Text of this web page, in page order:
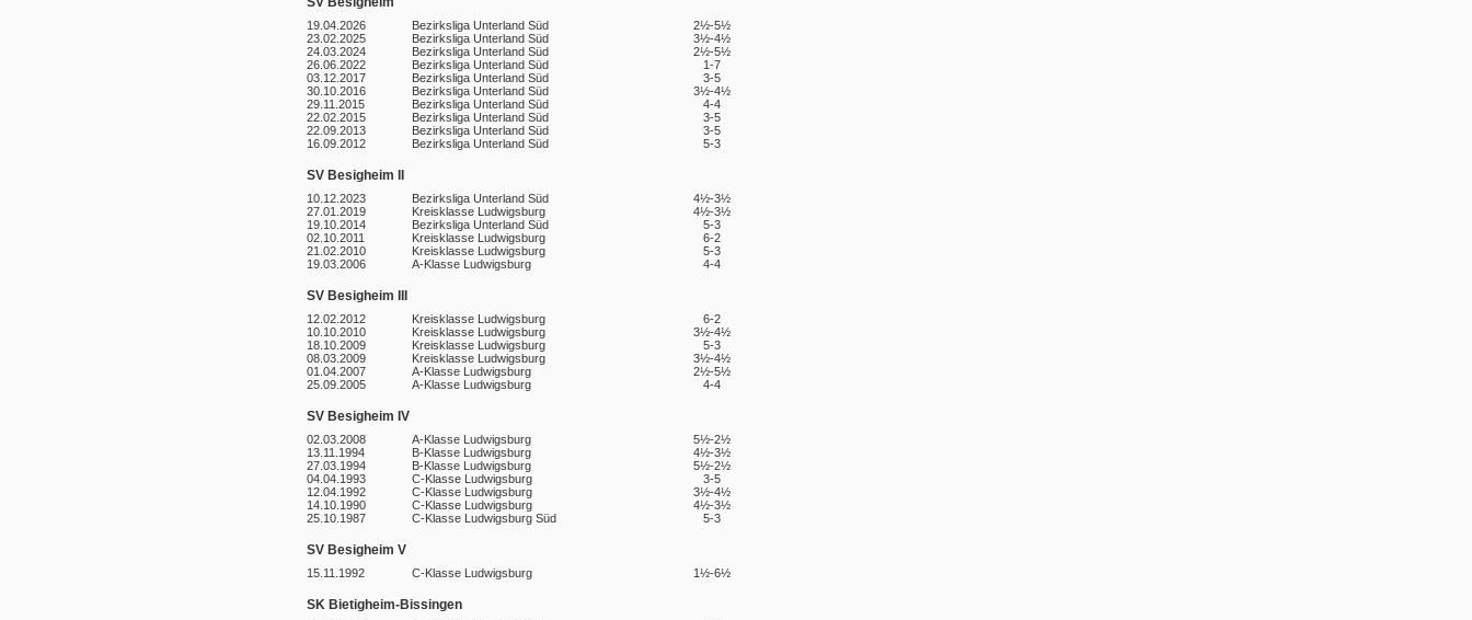
19.04.2026 Bezirksliga Unterland Süd
2½-5½
23.02.2025
Bezirksliga Unterland Süd
3½-4½
24.03.2024
Bezirksliga Unterland Süd
2½-5½
26.06.2022
Bezirksliga Unterland Süd
1-7
03.12.2017
Bezirksliga Unterland Süd
3-5
30.10.2016
Bezirksliga Unterland Süd
3½-4½
29.11.2015
Bezirksliga Unterland Süd
4-4
22.02.2015
Bezirksliga Unterland Süd
3-5
22.09.2013
Bezirksliga Unterland Süd
3-5
16.09.2012
Bezirksliga Unterland Süd 5-3
SV Besigheim II
10.12.2023 Bezirksliga Unterland Süd
4½-3½
27.01.2019
Kreisklasse Ludwigsburg
4½-3½
19.10.2014
Bezirksliga Unterland Süd
5-3
02.10.2011
Kreisklasse Ludwigsburg
6-2
21.02.2010
Kreisklasse Ludwigsburg
5-3
19.03.2006
A-Klasse Ludwigsburg 4-4
SV Besigheim III
12.02.2012 Kreisklasse Ludwigsburg
6-2
10.10.2010
Kreisklasse Ludwigsburg
3½-4½
18.10.2009
Kreisklasse Ludwigsburg
5-3
08.03.2009
Kreisklasse Ludwigsburg
3½-4½
01.04.2007
A-Klasse Ludwigsburg
2½-5½
25.09.2005
A-Klasse Ludwigsburg 4-4
SV Besigheim IV
02.03.2008 A-Klasse Ludwigsburg
5½-2½
13.11.1994
B-Klasse Ludwigsburg
4½-3½
27.03.1994
B-Klasse Ludwigsburg
5½-2½
04.04.1993
C-Klasse Ludwigsburg
3-5
12.04.1992
C-Klasse Ludwigsburg
3½-4½
14.10.1990
C-Klasse Ludwigsburg
4½-3½
25.10.1987
C-Klasse Ludwigsburg Süd 5-3
SV Besigheim V
15.11.1992 C-Klasse Ludwigsburg 1½-6½
SK Bietigheim-Bissingen